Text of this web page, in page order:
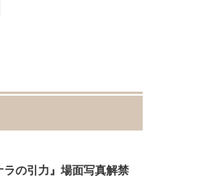
の引力』場面写真解禁